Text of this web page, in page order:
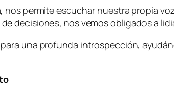
nos permite escuchar nuestra propia
decisiones, nos vemos obligados a
una profunda introspección,